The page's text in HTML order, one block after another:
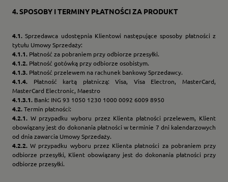
4.SPOSOBY I TERMINY PŁATNOŚCI ZA PRODUKT
4.1. Sprzedawca udostępnia Klientowi następujące sposoby płatności z
tytułu Umowy Sprzedaży:
4.1.1. Płatność za pobraniem przy odbiorze przesyłki.
4.1.2. Płatność gotówką przy odbiorze osobistym.
4.1.3. Płatność przelewem na rachunek bankowy Sprzedawcy.
4.1.4. Płatność kartą płatniczą: Visa, Visa Electron, MasterCard,
MasterCard Electronic, Maestro
4.1.3.1. Bank: ING 93 1050 1230 1000 0092 6009 8950
4.2.Termin płatności:
4.2.1. W przypadku wyboru przez Klienta płatności przelewem, Klient
obowiązany jest do dokonania płatności w terminie 7 dni kalendarzowych
od dnia zawarcia Umowy Sprzedaży.
4.2.2. W przypadku wyboru przez Klienta płatności za pobraniem przy
odbiorze przesyłki, Klient obowiązany jest do dokonania płatności przy
odbiorze przesyłki.